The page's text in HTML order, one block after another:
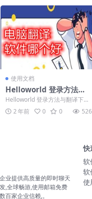
使用文档
Helloworld 登录方法与
翻译下载流程详解，助你
充分发挥其优势
Helloworld 登录方法与翻译下载
流程详解，助你充分发挥其优势
Hello...
2 年前 0 0 526
业提供高质量的即时聊天
,全球畅游,使用邮箱免费
百家企业信赖,。
快
软
软
使